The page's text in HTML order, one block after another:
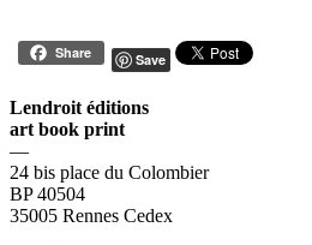
Share Save
Lendroit éditions
art book print
—
24 bis place du Colombier
BP 40504
35005 Rennes Cedex